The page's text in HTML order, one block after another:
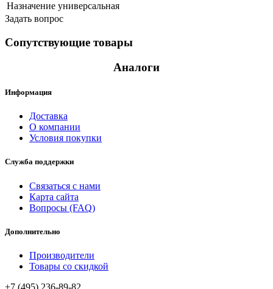
Назначение универсальная
Задать вопрос
Сопутствующие товары
Аналоги
Информация
Доставка
О компании
Условия покупки
Служба поддержки
Связаться с нами
Карта сайта
Вопросы (FAQ)
Дополнительно
Производители
Товары со скидкой
+7 (495) 236-89-82